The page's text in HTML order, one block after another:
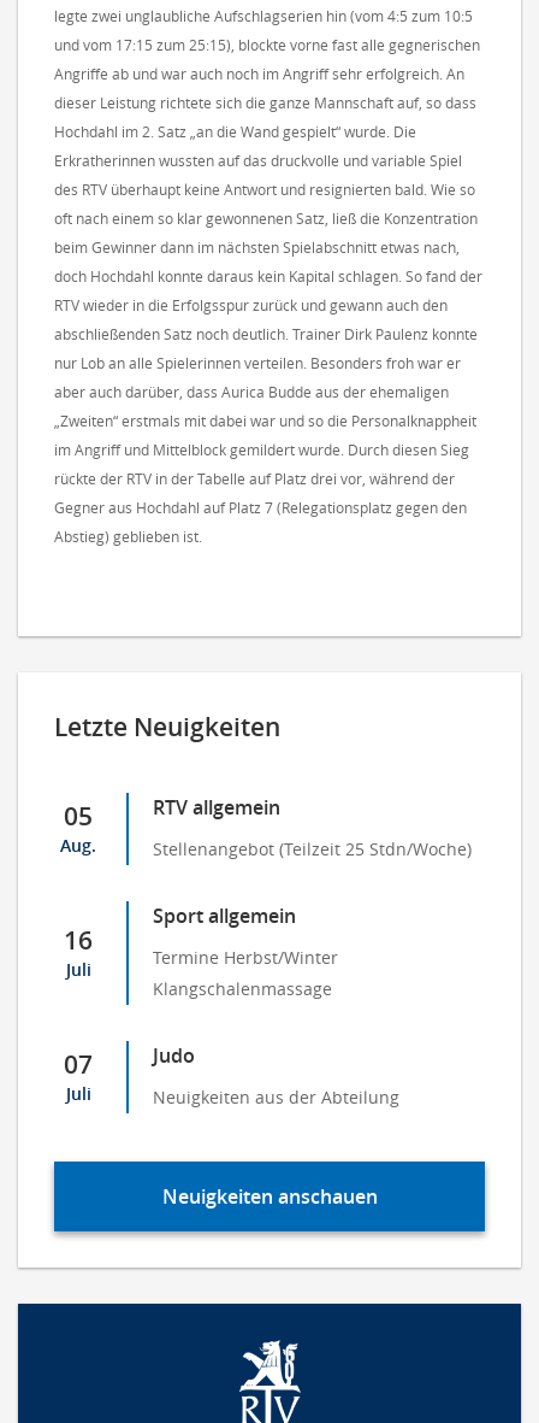
legte zwei unglaubliche Aufschlagserien hin (vom 4:5 zum 10:5
und vom 17:15 zum 25:15), blockte vorne fast alle gegnerischen
Angriffe ab und war auch noch im Angriff sehr erfolgreich. An
dieser Leistung richtete sich die ganze Mannschaft auf, so dass
Hochdahl im 2. Satz „an die Wand gespielt“ wurde. Die
Erkratherinnen wussten auf das druckvolle und variable Spiel
des RTV überhaupt keine Antwort und resignierten bald. Wie so
oft nach einem so klar gewonnenen Satz, ließ die Konzentration
beim Gewinner dann im nächsten Spielabschnitt etwas nach,
doch Hochdahl konnte daraus kein Kapital schlagen. So fand der
RTV wieder in die Erfolgsspur zurück und gewann auch den
abschließenden Satz noch deutlich. Trainer Dirk Paulenz konnte
nur Lob an alle Spielerinnen verteilen. Besonders froh war er
aber auch darüber, dass Aurica Budde aus der ehemaligen
„Zweiten“ erstmals mit dabei war und so die Personalknappheit
im Angriff und Mittelblock gemildert wurde. Durch diesen Sieg
rückte der RTV in der Tabelle auf Platz drei vor, während der
Gegner aus Hochdahl auf Platz 7 (Relegationsplatz gegen den
Abstieg) geblieben ist.
Letzte Neuigkeiten
05
Aug.
RTV allgemein
Stellenangebot (Teilzeit 25 Stdn/Woche)
16
Juli
Sport allgemein
Termine Herbst/Winter
Klangschalenmassage
07
Juli
Judo
Neuigkeiten aus der Abteilung
Neuigkeiten anschauen